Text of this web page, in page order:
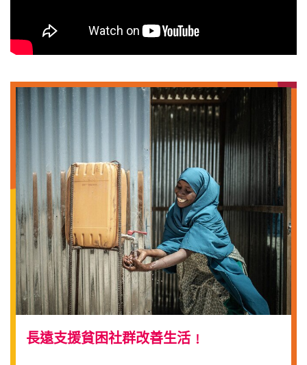
長遠支援貧困社群改善生活 ﹗